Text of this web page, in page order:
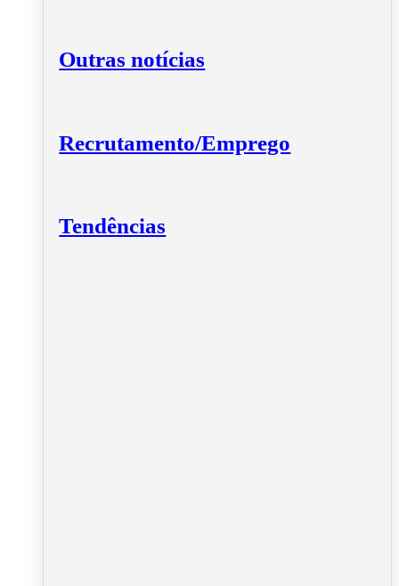
Outras notícias
Recrutamento/Emprego
Tendências